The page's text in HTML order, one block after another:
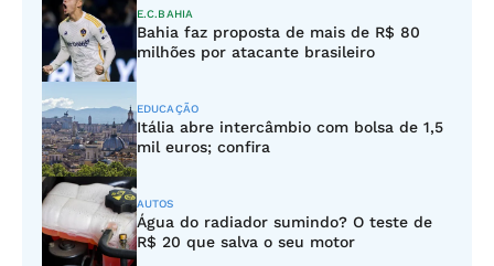
E.C.BAHIA
Bahia faz proposta de mais de R$ 80
milhões por atacante brasileiro
EDUCAÇÃO
Itália abre intercâmbio com bolsa de 1,5
mil euros; confira
AUTOS
Água do radiador sumindo? O teste de
R$ 20 que salva o seu motor